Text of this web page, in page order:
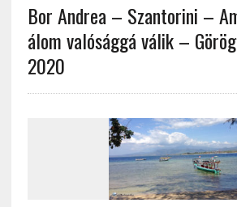
Bor Andrea – Szantorini –
álom valósággá válik –
2020